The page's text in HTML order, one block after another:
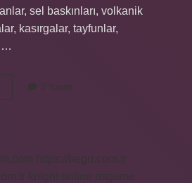
sel baskınları, volkanik
kasırgalar, tayfunlar,
2 Yorum
https://begu.com.tr
knight online
nttgame